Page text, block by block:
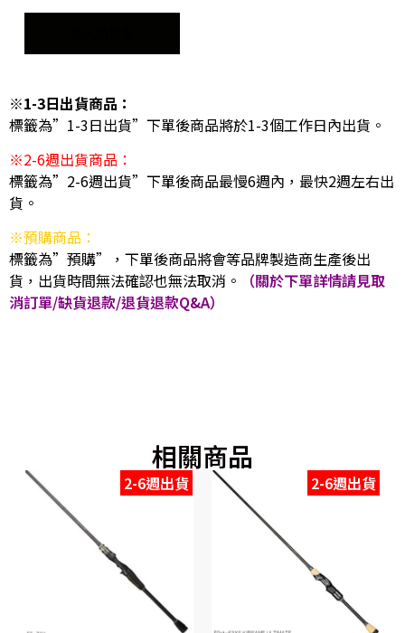
※1-3日出貨商品：
標籤為”1-3日出貨”下單後商品將於1-3個工作日內出貨。
※2-6週出貨商品：
標籤為”2-6週出貨”下單後商品最慢6週內，最快2週左右出
貨。
※預購商品：
標籤為”預購”，下單後商品將會等品牌製造商生產後出
貨，出貨時間無法確認也無法取消。
（關於下單詳情請見取
消訂單/缺貨退款/退貨退款Q&A）
相關商品
2-6週出貨 2-6週出貨